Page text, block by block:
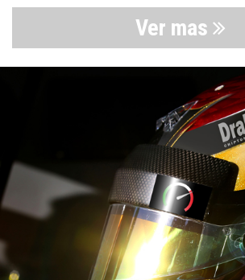
Ver mas